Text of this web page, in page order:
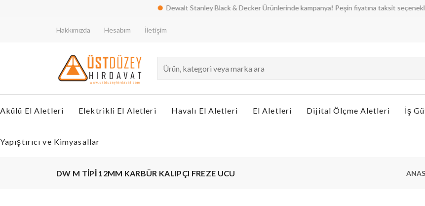
Dewalt Stanley Black & Decker Ürünlerinde kampanya! Peşin fiyatına taksit seçenekleri ile
Hakkımızda Hesabım İletişim
Akülü El Aletleri Elektrikli El Aletleri Havalı El Aletleri El Aletleri Dijital Ölçme Aletleri İş
Yapıştırıcı ve Kimyasallar
DW M TİPİ 12MM KARBÜR KALIPÇI FREZE UCU